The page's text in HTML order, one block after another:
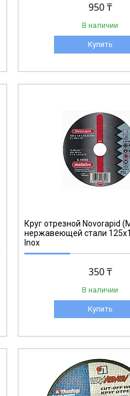
950 ₸
В наличии
Купить
Круг отрезной Novorapid
нержавеющей стали
Inox
350 ₸
В наличии
Купить